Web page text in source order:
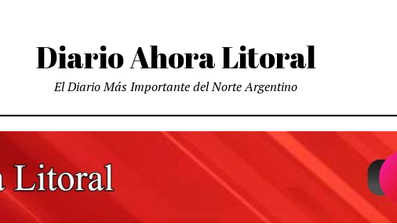
Diario Ahora Litoral
El Diario Más Importante del Norte Argentino